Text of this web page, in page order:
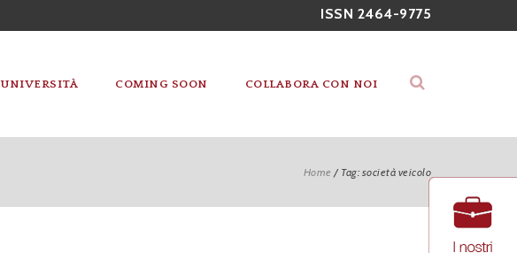
ISSN 2464-9775
UNIVERSITÀ COMING SOON COLLABORA CON NOI
Home / Tag: società veicolo